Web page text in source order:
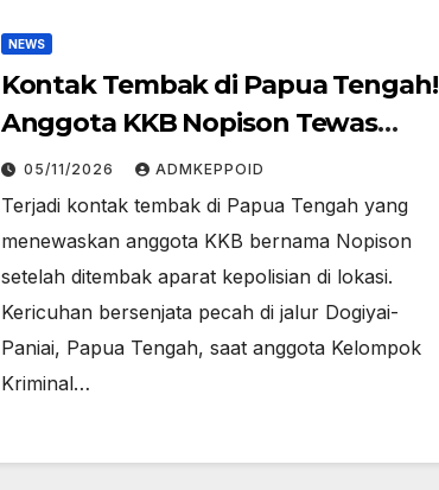
NEWS
Kontak Tembak di Papua Tengah!
Anggota KKB Nopison Tewas
Ditembak Polisi
05/11/2026 ADMKEPPOID
Terjadi kontak tembak di Papua Tengah yang
menewaskan anggota KKB bernama Nopison
setelah ditembak aparat kepolisian di lokasi.
Kericuhan bersenjata pecah di jalur Dogiyai-
Paniai, Papua Tengah, saat anggota Kelompok
Kriminal…